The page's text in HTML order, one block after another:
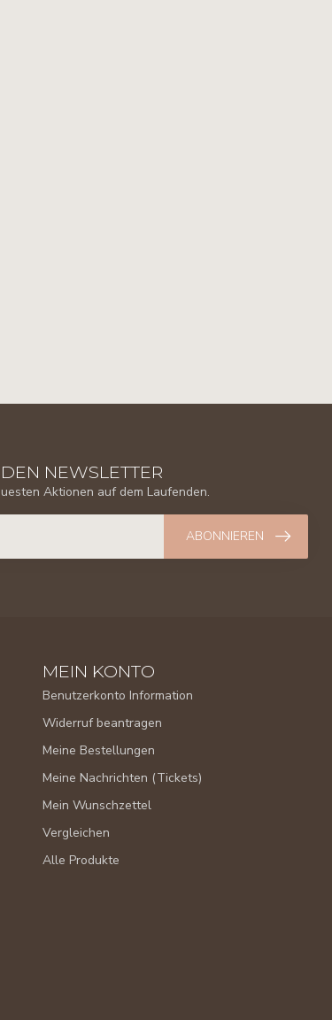
NEWSLETTER
Aktionen auf dem Laufenden.
ABONNIEREN
MEIN KONTO
Benutzerkonto Information
Widerruf beantragen
Meine Bestellungen
Meine Nachrichten (Tickets)
Mein Wunschzettel
Vergleichen
Alle Produkte